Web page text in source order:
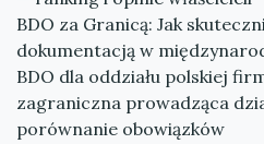
BDO za Granicą: Jak
dokumentacją w
BDO dla oddziału polskiej
zagraniczna prowadząca
porównanie obowiązków